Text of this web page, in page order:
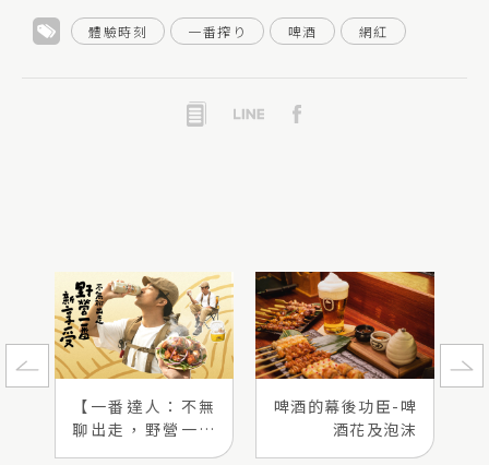
體驗時刻 一番搾り 啤酒 網紅
【一番達人：不無
聊出走，野營一番
新享受】
啤酒的幕後功臣-啤
酒花及泡沫